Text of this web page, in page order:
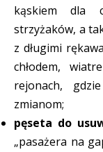
kąskiem dla
strzyżaków, a
z długimi
chłodem,
rejonach,
zmianom;
pęseta do
„pasażera na